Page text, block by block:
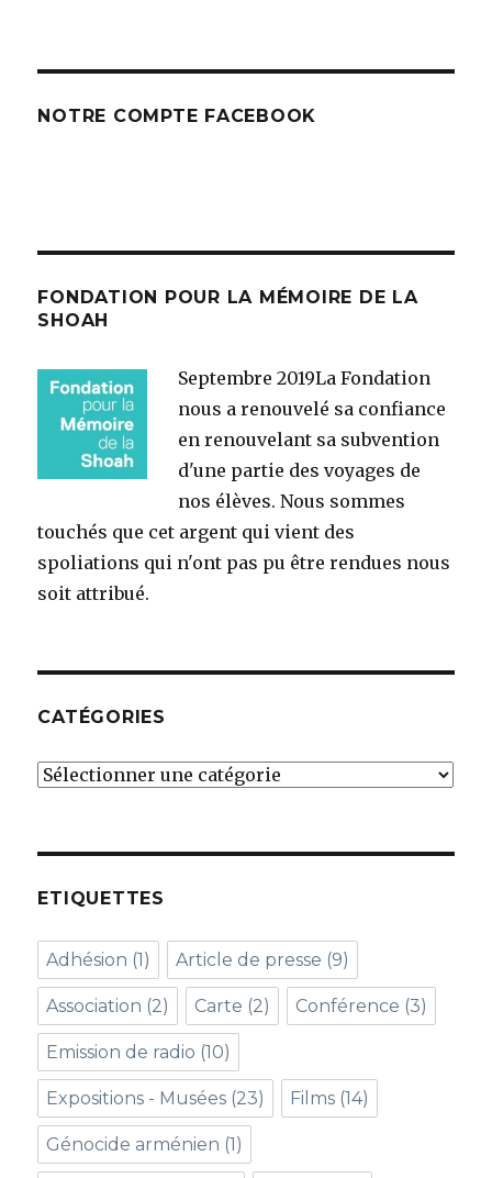
NOTRE COMPTE FACEBOOK
FONDATION POUR LA MÉMOIRE DE LA
SHOAH
Septembre 2019La Fondation
nous a renouvelé sa confiance
en renouvelant sa subvention
d'une partie des voyages de
nos élèves. Nous sommes
touchés que cet argent qui vient des
spoliations qui n'ont pas pu être rendues nous
soit attribué.
CATÉGORIES
Catégories
ETIQUETTES
Adhésion (1) Article de presse (9)
Association (2) Carte (2) Conférence (3)
Emission de radio (10)
Expositions - Musées (23) Films (14)
Génocide arménien (1)